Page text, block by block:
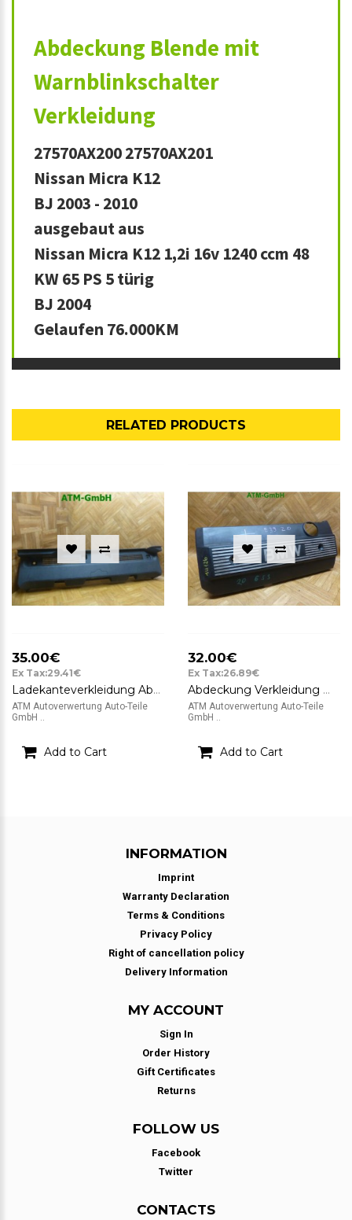
Abdeckung Blende mit
Warnblinkschalter
Verkleidung
27570AX200 27570AX201
Nissan Micra K12
BJ 2003 - 2010
ausgebaut aus
Nissan Micra K12 1,2i 16v 1240 ccm 48
KW 65 PS 5 türig
BJ 2004
Gelaufen 76.000KM
RELATED PRODUCTS
35.00€
Ex Tax:29.41€
Ladekanteverkleidung Abdeckung Nissan Micra K12 Cabrio hinten 84992-BC002
ATM Autoverwertung Auto-Teile
GmbH ..
Add to Cart
32.00€
Ex Tax:26.89€
Abdeckung Verkleidung Motorabdeckung BMW 5er E39 2,0 11.12-1748633E
ATM Autoverwertung Auto-Teile
GmbH ..
Add to Cart
INFORMATION
Imprint
Warranty Declaration
Terms & Conditions
Privacy Policy
Right of cancellation policy
Delivery Information
MY ACCOUNT
Sign In
Order History
Gift Certificates
Returns
FOLLOW US
Facebook
Twitter
CONTACTS